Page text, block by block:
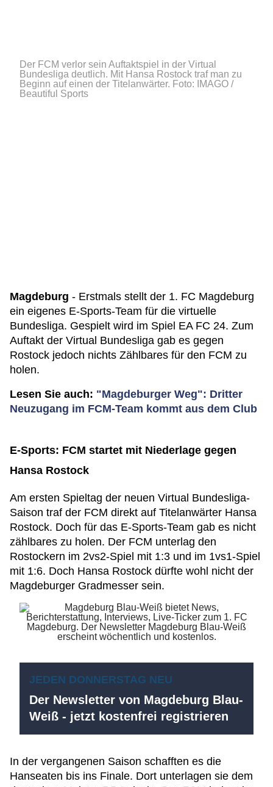
Der FCM verlor sein Auftaktspiel in der Virtual
Bundesliga deutlich. Mit Hansa Rostock traf man zu
Beginn auf einen der Titelanwärter. Foto: IMAGO /
Beautiful Sports
Magdeburg - Erstmals stellt der 1. FC Magdeburg
ein eigenes E-Sports-Team für die virtuelle
Bundesliga. Gespielt wird im Spiel EA FC 24. Zum
Auftakt der Virtual Bundesliga gab es gegen
Rostock jedoch nichts Zählbares für den FCM zu
holen.
Lesen Sie auch: "Magdeburger Weg": Dritter
Neuzugang im FCM-Team kommt aus dem Club
E-Sports: FCM startet mit Niederlage gegen
Hansa Rostock
Am ersten Spieltag der neuen Virtual Bundesliga-
Saison traf der FCM direkt auf Titelanwärter Hansa
Rostock. Doch für das E-Sports-Team gab es nicht
zählbares zu holen. Der FCM unterlag den
Rostockern im 2vs2-Spiel mit 1:3 und im 1vs1-Spiel
mit 1:6. Doch Hansa Rostock dürfte wohl nicht der
Magdeburger Gradmesser sein.
JEDEN DONNERSTAG NEU
Der Newsletter von Magdeburg Blau-
Weiß - jetzt kostenfrei registrieren
In der vergangenen Saison schafften es die
Hanseaten bis ins Finale. Dort unterlagen sie dem